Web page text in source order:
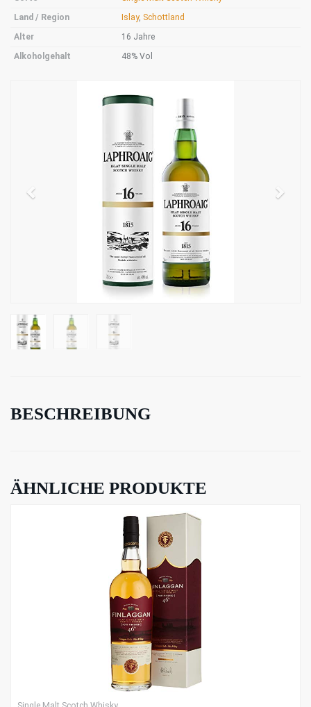
Land / Region
Islay, Schottland
Alter
16 Jahre
Alkoholgehalt
48% Vol
BESCHREIBUNG
ÄHNLICHE PRODUKTE